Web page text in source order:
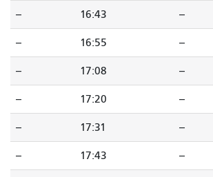
-- 16:43 --
-- 16:55 --
-- 17:08 --
-- 17:20 --
-- 17:31 --
-- 17:43 --